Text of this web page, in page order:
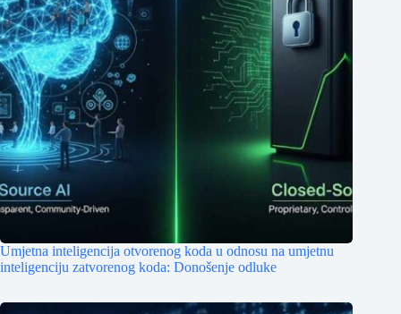
Umjetna inteligencija otvorenog koda u odnosu na umjetnu
inteligenciju zatvorenog koda: Donošenje odluke